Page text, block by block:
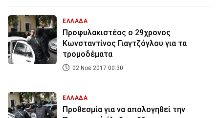
ΕΛΛΑΔΑ
Προφυλακιστέος ο 29χρονος
Κωνσταντίνος Γιαγτζόγλου για τα
τρομοδέματα
02 Νοε 2017 00:30
ΕΛΛΑΔΑ
Προθεσμία για να απολογηθεί την